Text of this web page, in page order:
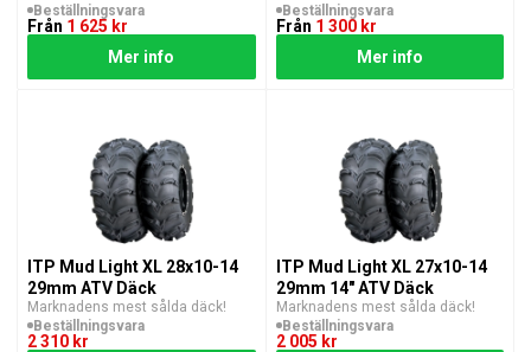
Beställningsvara
Från 1 625 kr
Mer info
Beställningsvara
Från 1 300 kr
Mer info
ITP Mud Light XL 28x10-14
29mm ATV Däck
Marknadens mest sålda däck!
Beställningsvara
2 310 kr
ITP Mud Light XL 27x10-14
29mm 14" ATV Däck
Marknadens mest sålda däck!
Beställningsvara
2 005 kr